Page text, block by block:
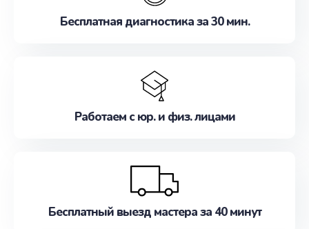
Бесплатная диагностика за 30 мин.
Работаем с юр. и физ. лицами
Бесплатный выезд мастера за 40 минут